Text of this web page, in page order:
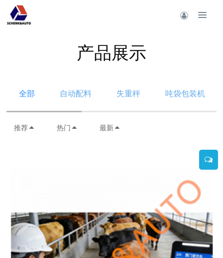
产品展示
全部 自动配料 失重秤 吨袋包装机
推荐 热门 最新